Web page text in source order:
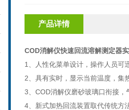
产品详情
COD消解仪快速回流溶解测定器
1
、人性化菜单设计，操作人员可
2 、具有实时，显示当前温度，集
3
COD消解仪磨砂玻璃口衔接，
4 、新式加热回流装置取代传统方